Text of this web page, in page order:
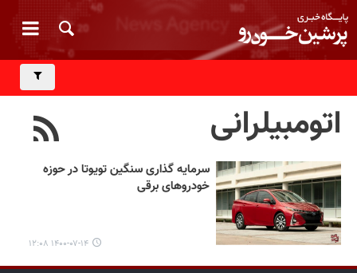
اتومبیلرانی
سرمایه گذاری سنگین تویوتا در حوزه
خودروهای برقی
۱۴۰۰-۰۷-۱۴ ۱۲:۰۸